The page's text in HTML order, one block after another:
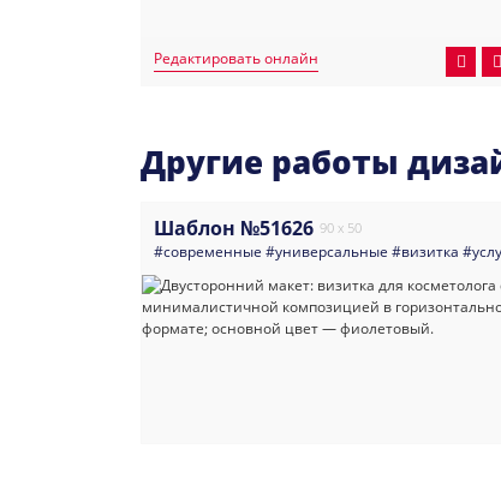
Редактировать онлайн
Другие работы
Шаблон №51626 90 x 50
#современные #универсальные #визитка